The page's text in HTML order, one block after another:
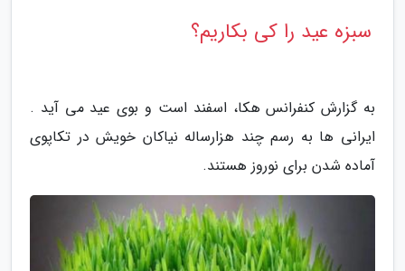
سبزه عید را کی بکاریم؟
به گزارش کنفرانس هکا، اسفند است و بوی عید می آید .
ایرانی ها به رسم چند هزارساله نیاکان خویش در تکاپوی
آماده شدن برای نوروز هستند.